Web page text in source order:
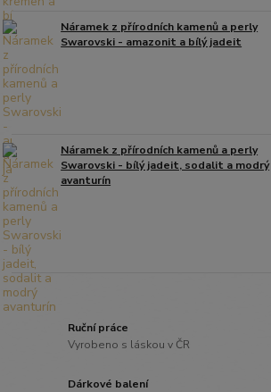
Náramek z přírodních kamenů a perly
Swarovski - amazonit a bílý jadeit
Náramek z přírodních kamenů a perly
Swarovski - bílý jadeit, sodalit a modrý
avanturín
Ruční práce
Vyrobeno s láskou v ČR
Dárkové balení